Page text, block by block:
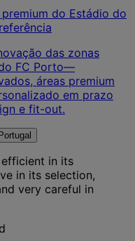
do Estádio do
das zonas
FC Porto—
áreas premium
em prazo
e fit-out.
Porto, Portugal
in its
in its selection,
very careful in